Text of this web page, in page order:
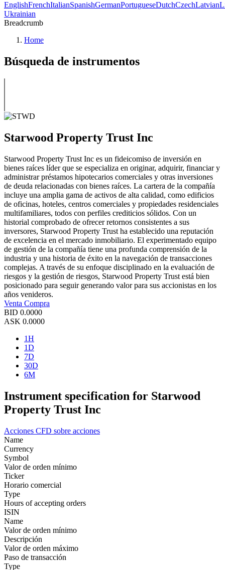
EnglishFrenchItalianSpanishGermanPortugueseDutchCzechLatvian
Ukrainian
Breadcrumb
Home
Búsqueda de instrumentos
Starwood Property Trust Inc
Starwood Property Trust Inc es un fideicomiso de inversión en
bienes raíces líder que se especializa en originar, adquirir, financiar y
administrar préstamos hipotecarios comerciales y otras inversiones
de deuda relacionadas con bienes raíces. La cartera de la compañía
incluye una amplia gama de activos de alta calidad, como edificios
de oficinas, hoteles, centros comerciales y propiedades residenciales
multifamiliares, todos con perfiles crediticios sólidos. Con un
historial comprobado de ofrecer retornos consistentes a sus
inversores, Starwood Property Trust ha establecido una reputación
de excelencia en el mercado inmobiliario. El experimentado equipo
de gestión de la compañía tiene una profunda comprensión de la
industria y una historia de éxito en la navegación de transacciones
complejas. A través de su enfoque disciplinado en la evaluación de
riesgos y la gestión de riesgos, Starwood Property Trust está bien
posicionado para seguir generando valor para sus accionistas en los
años venideros.
Venta Compra
BID 0.0000
ASK 0.0000
1H
1D
7D
30D
6M
Instrument specification for Starwood
Property Trust Inc
Acciones CFD sobre acciones
Name
Currency
Symbol
Valor de orden mínimo
Ticker
Horario comercial
Type
Hours of accepting orders
ISIN
Name
Valor de orden mínimo
Descripción
Valor de orden máximo
Paso de transacción
Type